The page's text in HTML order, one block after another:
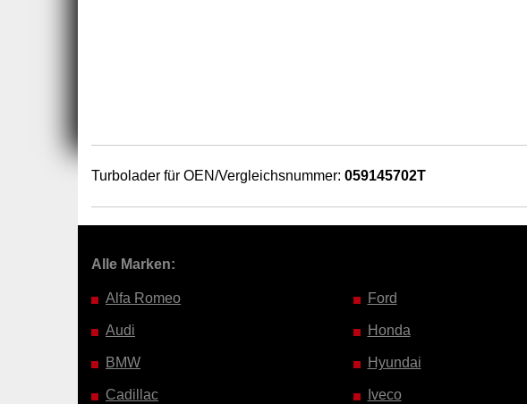
Turbolader für OEN/Vergleichsnummer: 059145702T
Alle Marken:
Alfa Romeo
Audi
BMW
Cadillac
Ford
Honda
Hyundai
Iveco